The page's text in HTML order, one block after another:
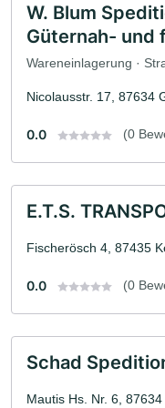
W. Blum
Güternah- und
Wareneinlagerung ·
Nicolausstr. 17, 87634
0.0 (0
E.T.S.
Fischerösch 4, 87435
0.0 (0
Schad
Mautis Hs. Nr. 6,